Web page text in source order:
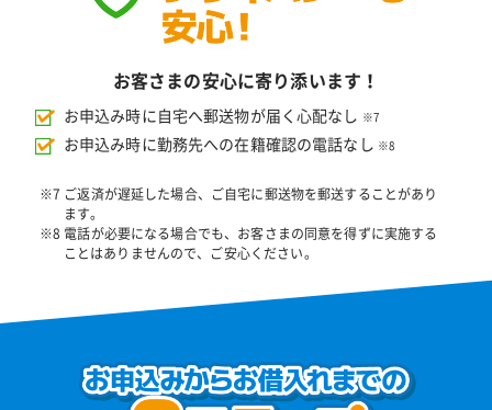
お客さまの安心に寄り添います！
お申込み時に自宅へ郵送物が届く心配なし ※7
お申込み時に勤務先への在籍確認の電話なし ※8
※7 ご返済が遅延した場合、ご自宅に郵送物を郵送することがあり
ます。
※8 電話が必要になる場合でも、お客さまの同意を得ずに実施する
ことはありませんので、ご安心ください。